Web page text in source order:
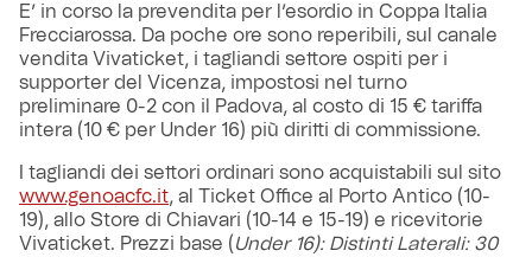
E’ in corso la prevendita per l’esordio in Coppa Italia
Frecciarossa. Da poche ore sono reperibili, sul canale
vendita Vivaticket, i tagliandi settore ospiti per i
supporter del Vicenza, impostosi nel turno
preliminare 0-2 con il Padova, al costo di 15 € tariffa
intera (10 € per Under 16) più diritti di commissione.
I tagliandi dei settori ordinari sono acquistabili sul sito
www.genoacfc.it, al Ticket Office al Porto Antico (10-
19), allo Store di Chiavari (10-14 e 15-19) e ricevitorie
Vivaticket. Prezzi base (Under 16): Distinti Laterali: 30